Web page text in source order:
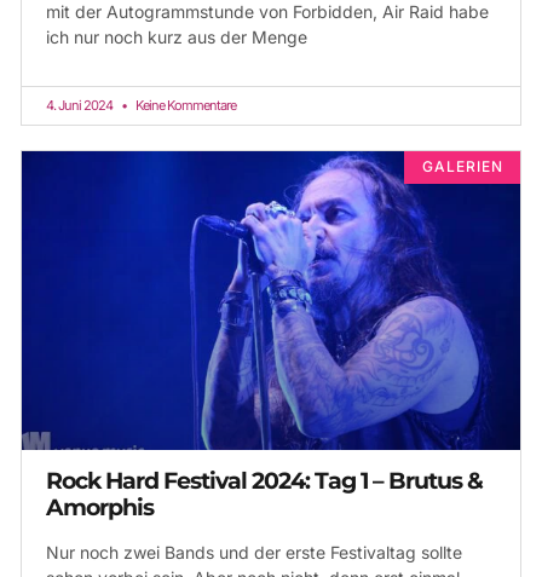
mit der Autogrammstunde von Forbidden, Air Raid habe
ich nur noch kurz aus der Menge
4. Juni 2024 Keine Kommentare
GALERIEN
Rock Hard Festival 2024: Tag 1 – Brutus &
Amorphis
Nur noch zwei Bands und der erste Festivaltag sollte